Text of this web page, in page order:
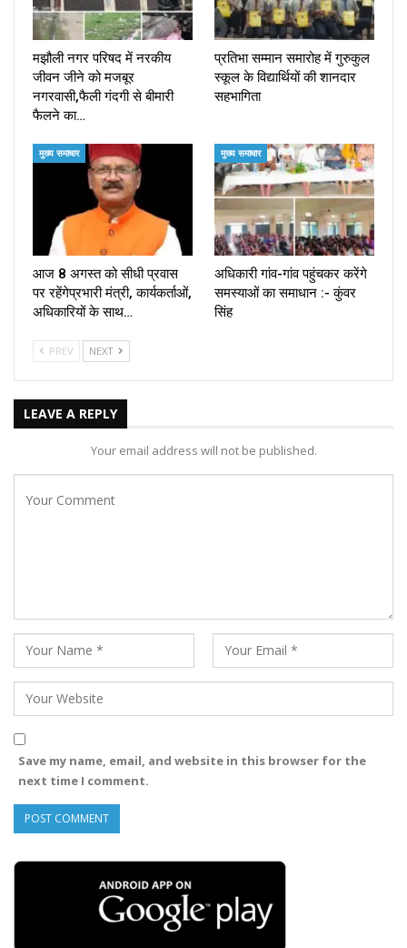
मझौली नगर परिषद में नरकीय
जीवन जीने को मजबूर
नगरवासी,फैली गंदगी से बीमारी
फैलने का…
प्रतिभा सम्मान समारोह में गुरुकुल
स्कूल के विद्यार्थियों की शानदार
सहभागिता
मुख्य समाचार
आज 8 अगस्त को सीधी प्रवास
पर रहेंगेप्रभारी मंत्री, कार्यकर्ताओं,
अधिकारियों के साथ…
मुख्य समाचार
अधिकारी गांव-गांव पहुंचकर करेंगे
समस्याओं का समाधान :- कुंवर
सिंह
PREV NEXT
LEAVE A REPLY
Your email address will not be published.
Save my name, email, and website in this browser for the
next time I comment.